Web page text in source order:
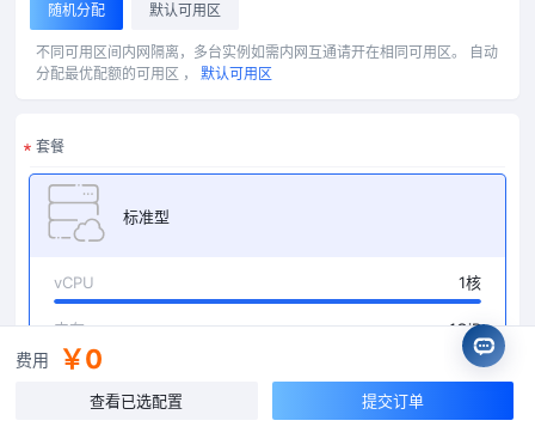
随机分配 默认可用区
不同可用区间内网隔离，多台实例如需内网互通请开在相同可用区。
自动
分配最优配额的可用区 ， 默认可用区
套餐
标准型
vCPU 1核
内存 1GiB
磁盘
10Mbps
费用 ￥0
查看已选配置 提交订单